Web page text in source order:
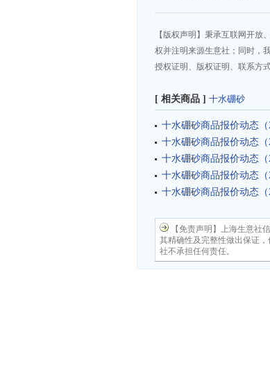
【版权声明】秉承互联网开
权并注明来源生意社；同时，
授权证明、版权证明、联系方
[ 相关商品 ] 十水硼砂
十水硼砂商品报价动态（
十水硼砂商品报价动态（
十水硼砂商品报价动态（
十水硼砂商品报价动态（
十水硼砂商品报价动态（
【免责声明】上海生意社
其精确性及完整性做出保证
社不承担任何责任。